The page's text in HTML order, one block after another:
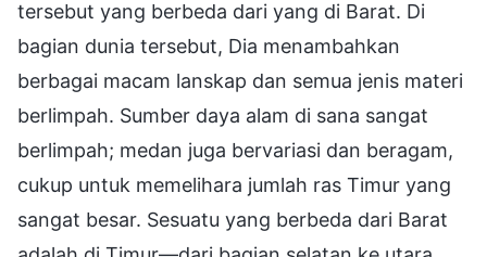
tersebut yang berbeda dari yang di Barat. Di
bagian dunia tersebut, Dia menambahkan
berbagai macam lanskap dan semua jenis materi
berlimpah. Sumber daya alam di sana sangat
berlimpah; medan juga bervariasi dan beragam,
cukup untuk memelihara jumlah ras Timur yang
sangat besar. Sesuatu yang berbeda dari Barat